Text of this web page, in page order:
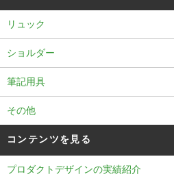
リュック
ショルダー
筆記用具
その他
コンテンツを見る
プロダクトデザインの実績紹介